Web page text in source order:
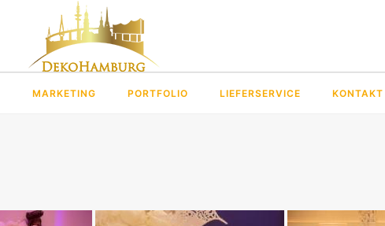
MARKETING PORTFOLIO LIEFERSERVICE KONTAKT